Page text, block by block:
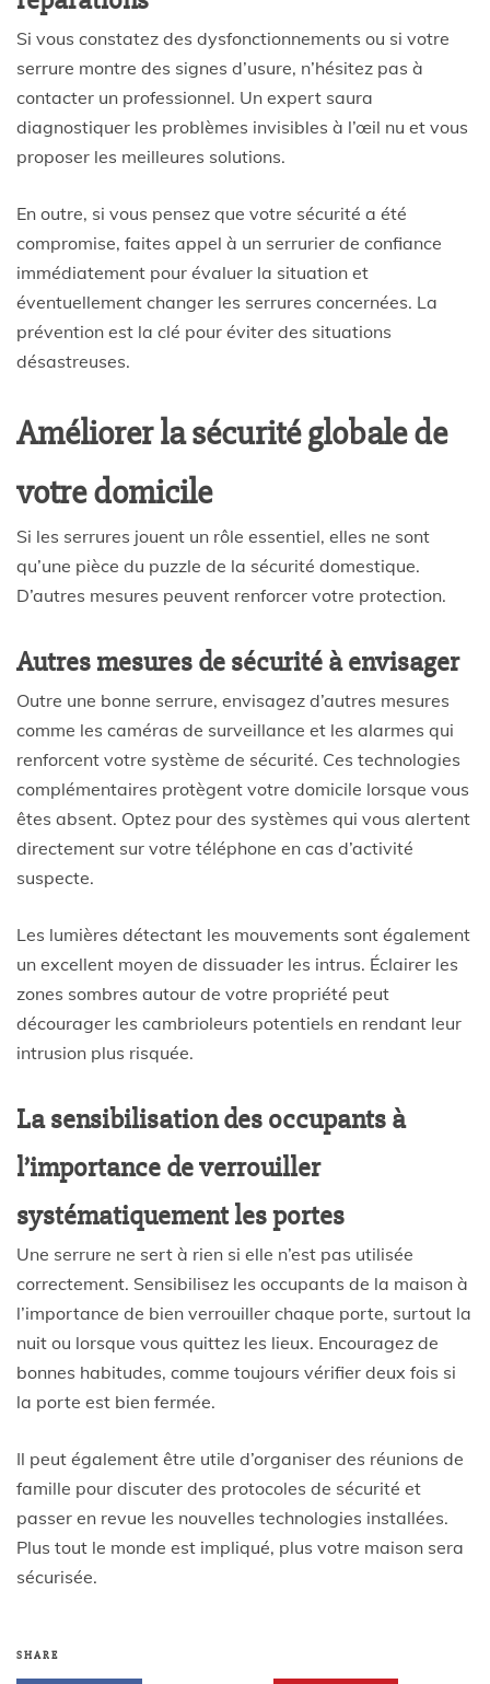
Si vous constatez des dysfonctionnements ou si votre
serrure montre des signes d’usure, n’hésitez pas à
contacter un professionnel. Un expert saura
diagnostiquer les problèmes invisibles à l’œil nu et vous
proposer les meilleures solutions.
En outre, si vous pensez que votre sécurité a été
compromise, faites appel à un serrurier de confiance
immédiatement pour évaluer la situation et
éventuellement changer les serrures concernées. La
prévention est la clé pour éviter des situations
désastreuses.
Améliorer la sécurité globale de
votre domicile
Si les serrures jouent un rôle essentiel, elles ne sont
qu’une pièce du puzzle de la sécurité domestique.
D’autres mesures peuvent renforcer votre protection.
Autres mesures de sécurité à envisager
Outre une bonne serrure, envisagez d’autres mesures
comme les caméras de surveillance et les alarmes qui
renforcent votre système de sécurité. Ces technologies
complémentaires protègent votre domicile lorsque vous
êtes absent. Optez pour des systèmes qui vous alertent
directement sur votre téléphone en cas d’activité
suspecte.
Les lumières détectant les mouvements sont également
un excellent moyen de dissuader les intrus. Éclairer les
zones sombres autour de votre propriété peut
décourager les cambrioleurs potentiels en rendant leur
intrusion plus risquée.
La sensibilisation des occupants à
l’importance de verrouiller
systématiquement les portes
Une serrure ne sert à rien si elle n’est pas utilisée
correctement. Sensibilisez les occupants de la maison à
l’importance de bien verrouiller chaque porte, surtout la
nuit ou lorsque vous quittez les lieux. Encouragez de
bonnes habitudes, comme toujours vérifier deux fois si
la porte est bien fermée.
Il peut également être utile d’organiser des réunions de
famille pour discuter des protocoles de sécurité et
passer en revue les nouvelles technologies installées.
Plus tout le monde est impliqué, plus votre maison sera
sécurisée.
SHARE